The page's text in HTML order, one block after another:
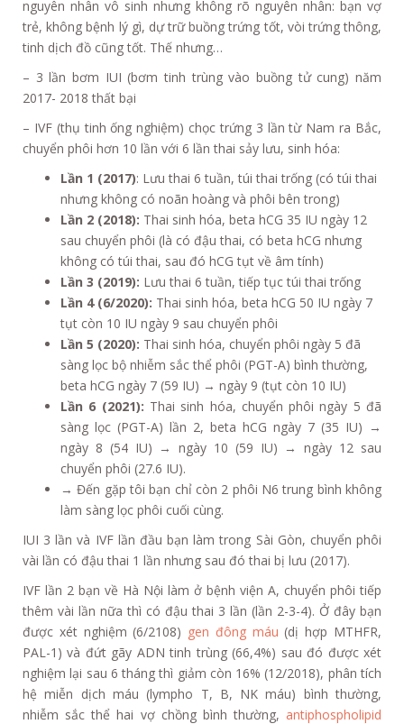
nguyên nhân vô sinh nhưng không rõ nguyên nhân: bạn vợ
trẻ, không bệnh lý gì, dự trữ buồng trứng tốt, vòi trứng thông,
tinh dịch đồ cũng tốt. Thế nhưng…
– 3 lần bơm IUI (bơm tinh trùng vào buồng tử cung) năm
2017- 2018 thất bại
– IVF (thụ tinh ống nghiệm) chọc trứng 3 lần từ Nam ra Bắc,
chuyển phôi hơn 10 lần với 6 lần thai sảy lưu, sinh hóa:
Lần 1 (2017): Lưu thai 6 tuần, túi thai trống (có túi thai
nhưng không có noãn hoàng và phôi bên trong)
Lần 2 (2018): Thai sinh hóa, beta hCG 35 IU ngày 12
sau chuyển phôi (là có đậu thai, có beta hCG nhưng
không có túi thai, sau đó hCG tụt về âm tính)
Lần 3 (2019): Lưu thai 6 tuần, tiếp tục túi thai trống
Lần 4 (6/2020): Thai sinh hóa, beta hCG 50 IU ngày 7
tụt còn 10 IU ngày 9 sau chuyển phôi
Lần 5 (2020): Thai sinh hóa, chuyển phôi ngày 5 đã
sàng lọc bộ nhiễm sắc thể phôi (PGT-A) bình thường,
beta hCG ngày 7 (59 IU) → ngày 9 (tụt còn 10 IU)
Lần 6 (2021): Thai sinh hóa, chuyển phôi ngày 5 đã
sàng lọc (PGT-A) lần 2, beta hCG ngày 7 (35 IU) →
ngày 8 (54 IU) → ngày 10 (59 IU) → ngày 12 sau
chuyển phôi (27.6 IU).
→ Đến gặp tôi bạn chỉ còn 2 phôi N6 trung bình không
làm sàng lọc phôi cuối cùng.
IUI 3 lần và IVF lần đầu bạn làm trong Sài Gòn, chuyển phôi
vài lần có đậu thai 1 lần nhưng sau đó thai bị lưu (2017).
IVF lần 2 bạn về Hà Nội làm ở bệnh viện A, chuyển phôi tiếp
thêm vài lần nữa thì có đậu thai 3 lần (lần 2-3-4). Ở đây bạn
được xét nghiệm (6/2108) gen đông máu (dị hợp MTHFR,
PAL-1) và đứt gãy ADN tinh trùng (66,4%) sau đó được xét
nghiệm lại sau 6 tháng thì giảm còn 16% (12/2018), phân tích
hệ miễn dịch máu (lympho T, B, NK máu) bình thường,
nhiễm sắc thể hai vợ chồng bình thường, antiphospholipid